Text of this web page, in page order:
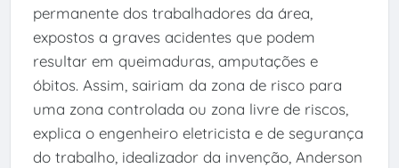
permanente dos trabalhadores da área,
expostos a graves acidentes que podem
resultar em queimaduras, amputações e
óbitos. Assim, sairiam da zona de risco para
uma zona controlada ou zona livre de riscos,
explica o engenheiro eletricista e de segurança
do trabalho, idealizador da invenção, Anderson